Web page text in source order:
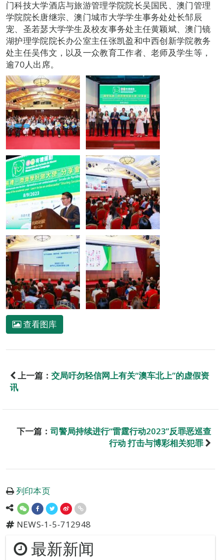
门科技大学酒店与旅游管理学院院长吴国民、澳门管理
学院院长唐继宗、澳门城市大学学生事务处处长邹辰
宠、圣若瑟大学学生及校友事务处主任黄颖斌、澳门镜
湖护理学院院长办公室主任张凯盈和中西创新学院教务
处主任吴伟文，以及一众教育工作者、老师及学生等，
逾70人出席。
查看图库
上一篇： 交局吁勿轻信网上有关“澳车北上”的虚假资
讯
下一篇： 司警局持续进行“雷霆行动2023”反罪恶巡查
行动 打击与博彩相关犯罪
列印本页
NEWS-1-5-712948
最新新闻